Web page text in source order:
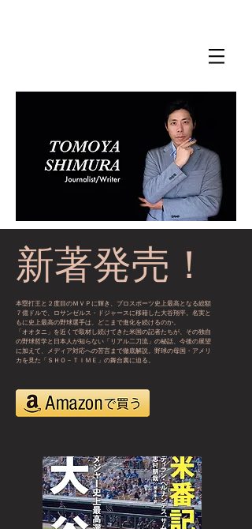
​新著発売！
本塁打王と２度目のＭＶＰに輝き、プロスポーツ史上最高となる総額
７億ドルで、ロサンゼルス・ドジャースに移籍した大谷翔平。名実と
もに史上最高の野球選手は、どこまで進化を続けるのか。
「オオタニ」を近くで取材し続けてきた米国の記者たちが、その独自
の野球哲学と日本人が知らない「リアル二刀流」の秘話、今後の展望
に加えて、メディア対応への苦言まで徹底解説。野球の母国・アメリ
カを見た「ＳＨＯ－ＴＩＭＥ」の舞台裏に迫る。